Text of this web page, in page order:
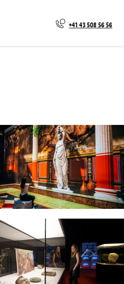
+41 43 508 56 56